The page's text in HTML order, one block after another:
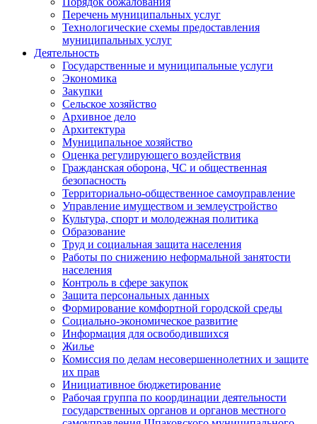
Перечень муниципальных услуг
Технологические схемы предоставления
муниципальных услуг
Деятельность
Государственные и муниципальные услуги
Экономика
Закупки
Сельское хозяйство
Архивное дело
Архитектура
Муниципальное хозяйство
Оценка регулирующего воздействия
Гражданская оборона, ЧС и общественная
безопасность
Территориально-общественное самоуправление
Управление имуществом и землеустройство
Культура, спорт и молодежная политика
Образование
Труд и социальная защита населения
Работы по снижению неформальной занятости
населения
Контроль в сфере закупок
Защита персональных данных
Формирование комфортной городской среды
Социально-экономическое развитие
Информация для освободившихся
Жилье
Комиссия по делам несовершеннолетних и защите
их прав
Инициативное бюджетирование
Рабочая группа по координации деятельности
государственных органов и органов местного